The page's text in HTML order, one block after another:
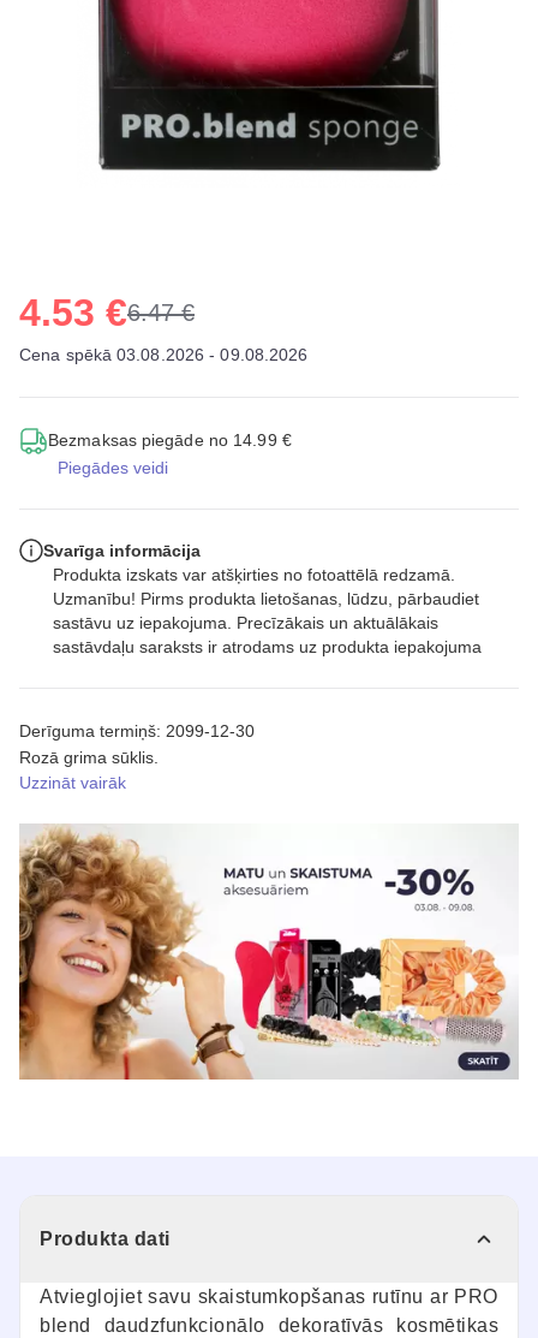
4.53 €6.47 €
Cena spēkā 03.08.2026 - 09.08.2026
Bezmaksas piegāde no 14.99 €
Piegādes veidi
Derīguma termiņš: 2099-12-30
Rozā grima sūklis.
Uzzināt vairāk
Svarīga informācija
Produkta izskats var atšķirties no fotoattēlā redzamā.
Uzmanību! Pirms produkta lietošanas, lūdzu, pārbaudiet
sastāvu uz iepakojuma. Precīzākais un aktuālākais
sastāvdaļu saraksts ir atrodams uz produkta iepakojuma
Produkta dati
Atvieglojiet savu skaistumkopšanas rutīnu ar PRO
blend daudzfunkcionālo dekoratīvās kosmētikas